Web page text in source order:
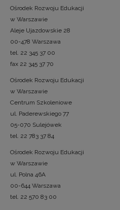
Ośrodek Rozwoju Edukacji
w Warszawie
Aleje Ujazdowskie 28
00-478 Warszawa
tel. 22 345 37 00
fax 22 345 37 70
Ośrodek Rozwoju Edukacji
w Warszawie
Centrum Szkoleniowe
ul. Paderewskiego 77
05-070 Sulejówek
tel. 22 783 37 84
Ośrodek Rozwoju Edukacji
w Warszawie
ul. Polna 46A
00-644 Warszawa
tel. 22 570 83 00